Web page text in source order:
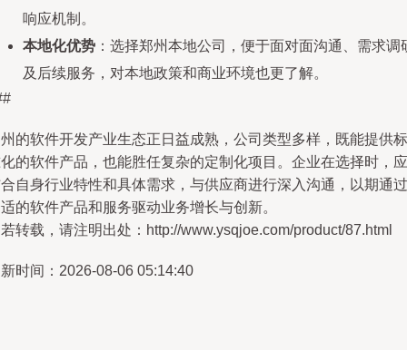
响应机制。
本地化优势 ：选择郑州本地公司，便于面对面沟通、需求调
及后续服务，对本地政策和商业环境也更了解。
的软件开发产业生态正日益成熟，公司类型多样，既能提供标
的软件产品，也能胜任复杂的定制化项目。企业在选择时，应
自身行业特性和具体需求，与供应商进行深入沟通，以期通过
的软件产品和服务驱动业务增长与创新。
转载，请注明出处：http://www.ysqjoe.com/product/87.html
时间：2026-08-06 05:14:40